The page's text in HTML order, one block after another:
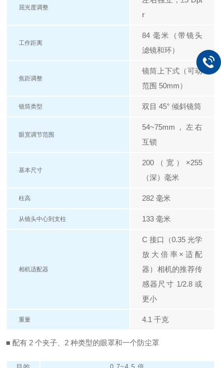
屈光度调整
r
工作距离
84 毫米（带镜头
滤镜和环）
焦距调整
镜筒上下式（可动
范围 50mm）
镜筒类型 双目 45° 倾斜镜筒
眼宽调节范围
54~75mm，左右
互锁
基本尺寸
200（宽）×255
（深）毫米
柱高 282 毫米
从镜头中心到支柱 133 毫米
相机适配器
C 接口（0.35 光学
放大倍率×适配
器） 相机的推荐传
感器尺寸 1/2.8 或
更小
重量 4.1 千克
■ 配有 2 个夹子、2 种类型的眼罩和一个防尘罩